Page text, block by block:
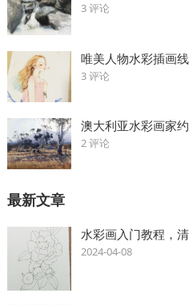
3 评论
唯美人物水彩插画
3 评论
澳大利亚水彩画家
2 评论
最新文章
水彩画入门教程，
2024-04-08